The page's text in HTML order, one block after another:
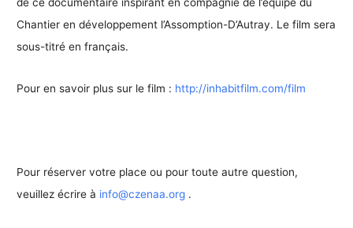
Chantier en développement l’Assomption-D’Autray. Le film sera
sous-titré en français.
Pour en savoir plus sur le film : http://inhabitfilm.com/film
Pour réserver votre place ou pour toute autre question,
veuillez écrire à info@czenaa.org .